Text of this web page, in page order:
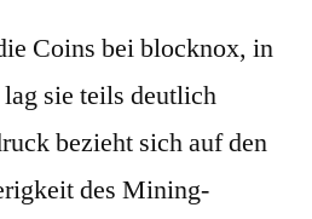
Coins bei blocknox, in
sie teils deutlich
bezieht sich auf den
des Mining-